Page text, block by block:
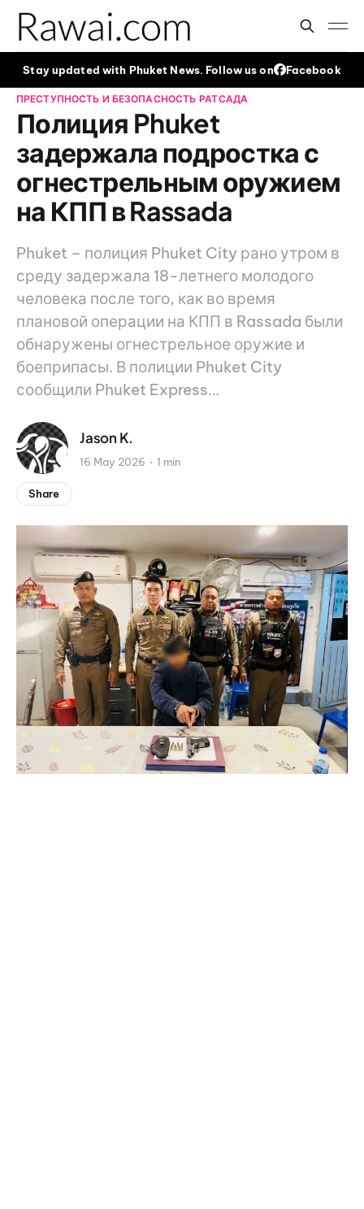
Stay updated with Phuket News. Follow us on Facebook
ПРЕСТУПНОСТЬ И БЕЗОПАСНОСТЬ РАТСАДА
Полиция Phuket
задержала подростка с
огнестрельным оружием
на КПП в Rassada
Phuket – полиция Phuket City рано утром в
среду задержала 18-летнего молодого
человека после того, как во время
плановой операции на КПП в Rassada были
обнаружены огнестрельное оружие и
боеприпасы. В полиции Phuket City
сообщили Phuket Express…
Jason K.
16 May 2026 1 min
Share